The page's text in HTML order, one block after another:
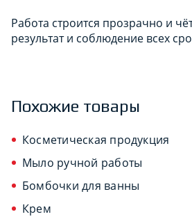
Работа строится прозрачно и
результат и соблюдение всех
Похожие товары
Косметическая продукция
Мыло ручной работы
Бомбочки для ванны
Крем